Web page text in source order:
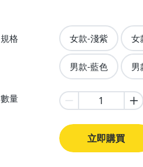
規格 女款-淺紫 女
男款-藍色 男
數量
立即購買